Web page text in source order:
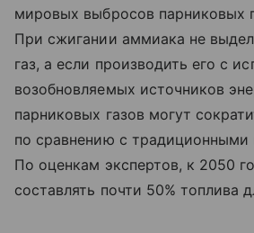
мировых выбросов парниковых
При сжигании аммиака не
газ, а если производить его с
возобновляемых источников
парниковых газов могут
по сравнению с традиционными
По оценкам экспертов, к 2050
составлять почти 50% топлива